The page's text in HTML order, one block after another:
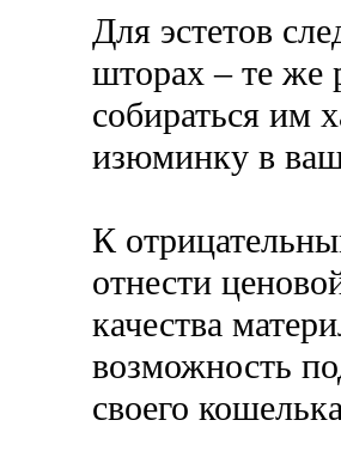
Для эстетов
шторах – те же
собираться им
изюминку в
К
отнести
качества
возможность
своего